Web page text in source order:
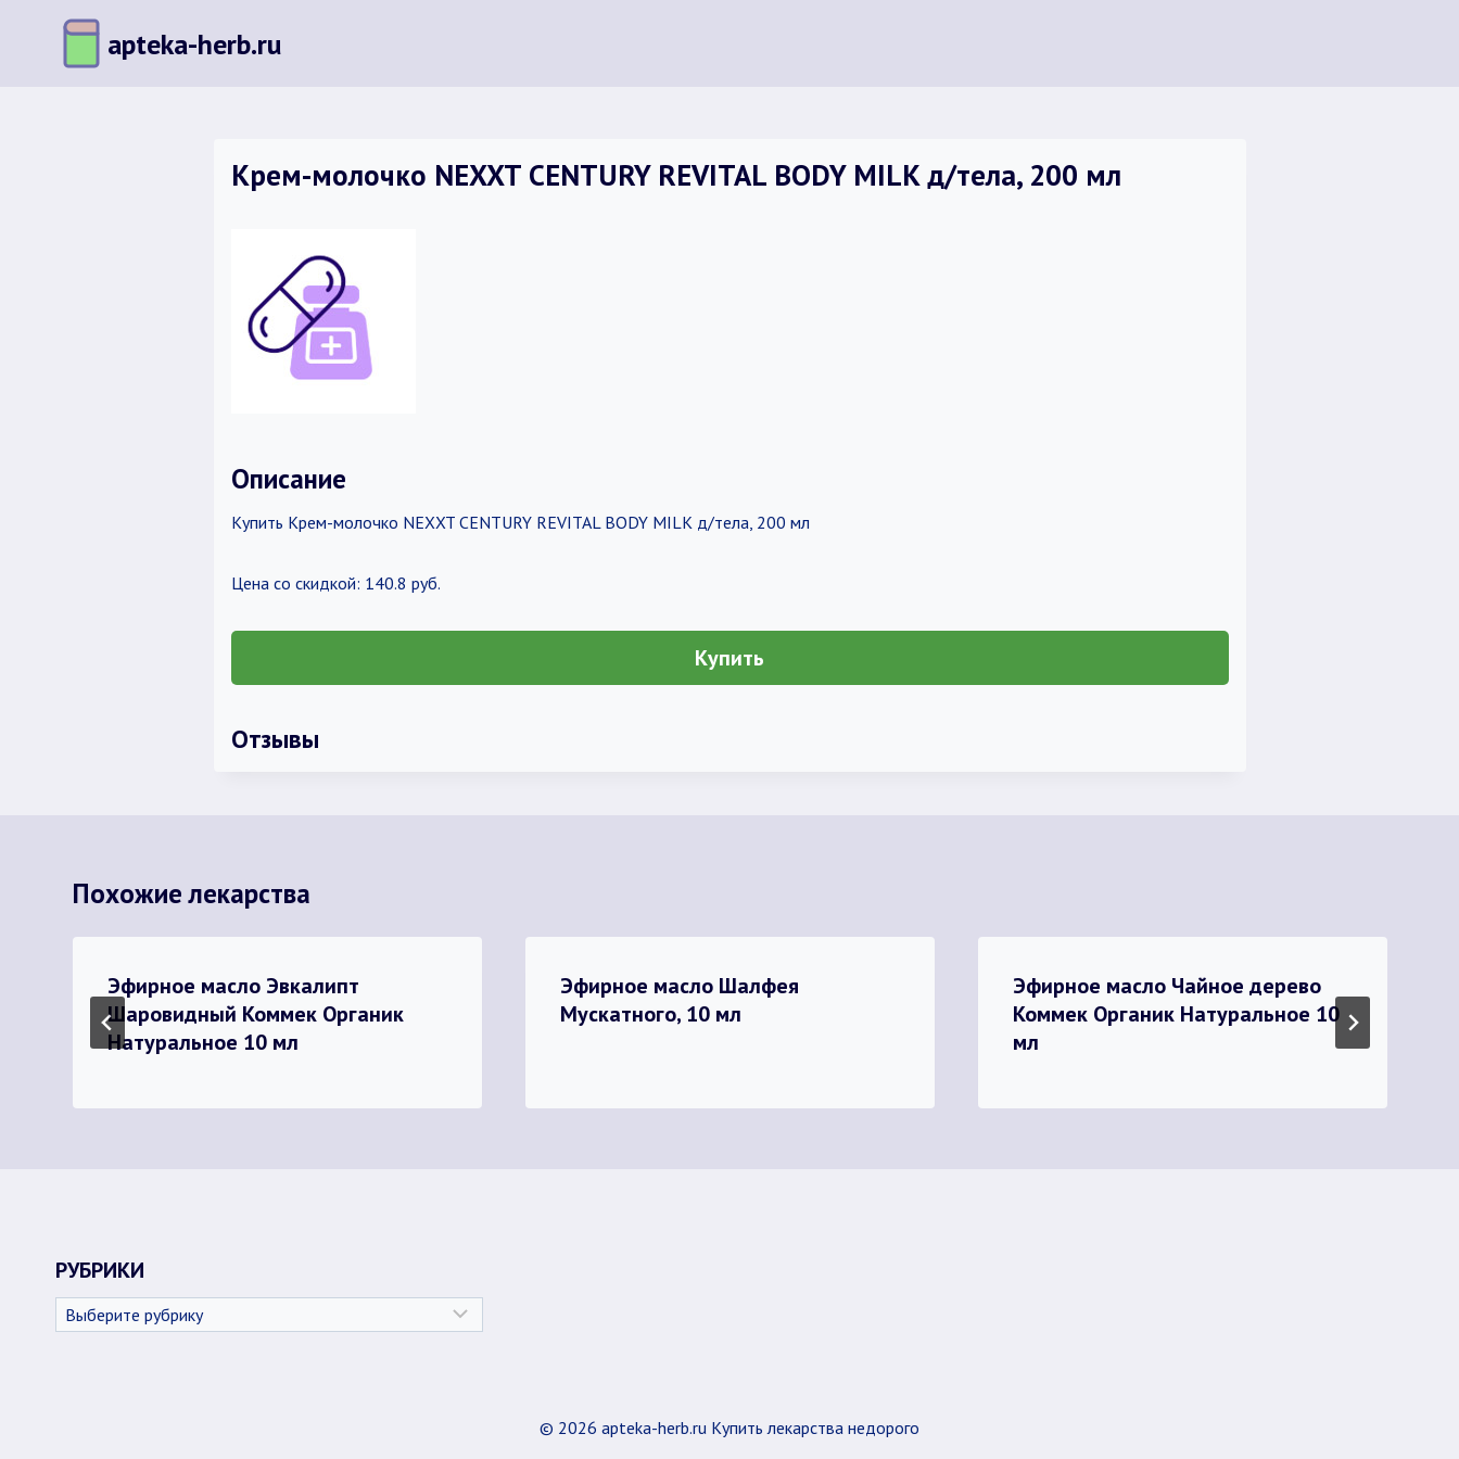
содержимому
apteka-herb.ru
Крем-молочко NEXXT CENTURY REVITAL BODY MILK д/тела, 200 мл
Описание
Купить Крем-молочко NEXXT CENTURY REVITAL BODY MILK д/тела, 200 мл
Цена со скидкой: 140.8 руб.
Купить
Отзывы
Похожие лекарства
Эфирное масло Эвкалипт
Шаровидный Коммек Органик
Натуральное 10 мл
Эфирное масло Шалфея
Мускатного, 10 мл
Эфирное масло Чайное дерево
Коммек Органик Натуральное 10
мл
РУБРИКИ
Рубрики
© 2026 apteka-herb.ru Купить лекарства недорого